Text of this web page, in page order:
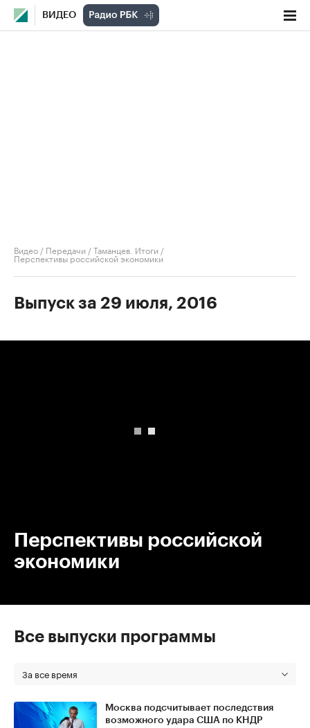
ВИДЕО
Видео / Передачи /Таманцев. Итоги /
Перспективы российской экономики
Выпуск за 29 июля, 2016
Перспективы российской
экономики
Все выпуски программы
За все время
Москва подсчитывает последствия
возможного удара США по КНДР